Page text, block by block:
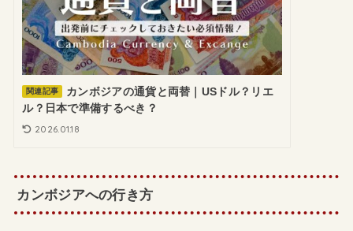
関連記事
カンボジアの通貨と両替｜USドル？リエ
ル？日本で準備するべき？
2026.01.18
カンボジアへの行き方